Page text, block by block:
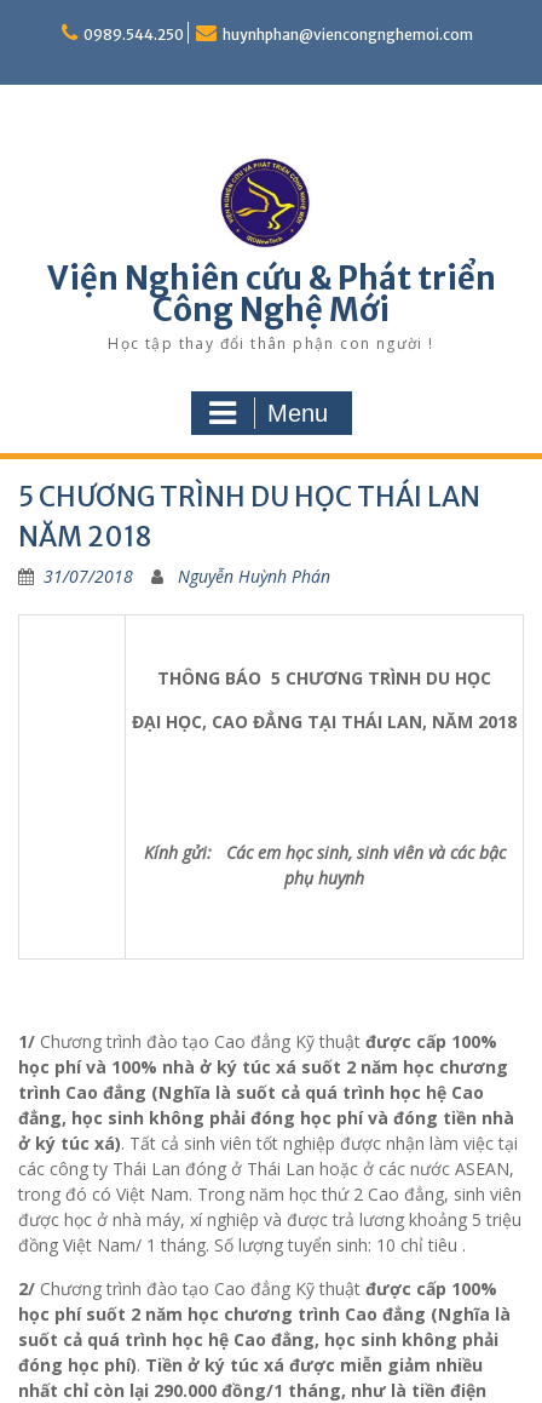
0989.544.250 huynhphan@viencongnghemoi.com
Viện Nghiên cứu & Phát triển
Công Nghệ Mới
Học tập thay đổi thân phận con người !
Menu
5 CHƯƠNG TRÌNH DU HỌC THÁI LAN
NĂM 2018
31/07/2018 Nguyễn Huỳnh Phán
THÔNG BÁO 5 CHƯƠNG TRÌNH DU HỌC
ĐẠI HỌC, CAO ĐẲNG TẠI THÁI LAN, NĂM 2018
Kính gửi: Các em học sinh, sinh viên và các bậc
phụ huynh
1/ Chương trình đào tạo Cao đẳng Kỹ thuật được cấp 100%
học phí và 100% nhà ở ký túc xá suốt 2 năm học chương
trình Cao đẳng (Nghĩa là suốt cả quá trình học hệ Cao
đẳng, học sinh không phải đóng học phí và đóng tiền nhà
ở ký túc xá). Tất cả sinh viên tốt nghiệp được nhận làm việc tại
các công ty Thái Lan đóng ở Thái Lan hoặc ở các nước ASEAN,
trong đó có Việt Nam. Trong năm học thứ 2 Cao đẳng, sinh viên
được học ở nhà máy, xí nghiệp và được trả lương khoảng 5 triệu
đồng Việt Nam/ 1 tháng. Số lượng tuyển sinh: 10 chỉ tiêu .
2/ Chương trình đào tạo Cao đẳng Kỹ thuật được cấp 100%
học phí suốt 2 năm học chương trình Cao đẳng (Nghĩa là
suốt cả quá trình học hệ Cao đẳng, học sinh không phải
đóng học phí). Tiền ở ký túc xá được miễn giảm nhiều
nhất chỉ còn lại 290.000 đồng/1 tháng, như là tiền điện